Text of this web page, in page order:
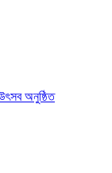
অনুষ্ঠিত